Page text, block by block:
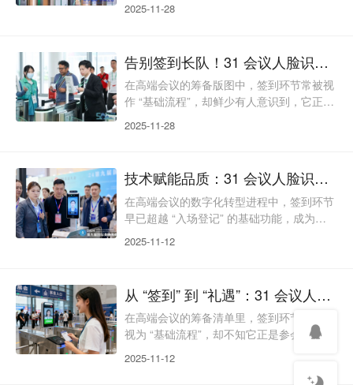
落空：长长的队伍从签到台蜿蜒至门口，参
会因凭证丢失、信息不符陷入僵局 —— 一
场精心筹备的高端会议，竟可能从 “签到拥
堵” 开始留下遗憾。当行业还在为传统签到
识别技术给出了
2025-11-28
告别签到长队！31 会议人脸识别技术，重新定义高端会议入场体验
在高端会议的筹备版图中，签到环节常被视
作 “基础流程”，却鲜少有人意识到，它正是
样一幕：行业峰会现场，参会者手持邀请函
渐消磨；更有甚者，重要嘉宾因拥堵错过开
场演讲，留下难以弥补的遗憾。传统签到的
痛点，远不止于此。凭证携带繁琐，名片、
入尴尬；身份
2025-11-28
技术赋能品质：31 会议人脸识别签到重构高端会议运营新逻辑
在高端会议的数字化转型进程中，签到环节
早已超越 “入场登记” 的基础功能，成为衡
统签到模式的低效拥堵、安全隐患、体验粗
技术为核心驱动力，从运营效率、安全管
控、品牌价值、数据应用四个维度重构会议
运营逻辑，让签到不仅是 “入场第一步”，更
效率革命
2025-11-12
从 “签到” 到 “礼遇”：31 会议人脸识别签到，让高端会议更有温度
在高端会议的筹备清单里，签到环节常常被
视为 “基础流程”，却不知它正是参会者与会
堵、凭证繁琐、身份核验低效等问题，不仅
2025-11-12